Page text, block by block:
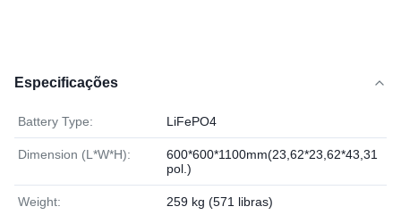
Especificações
Battery Type: LiFePO4
Dimension (L*W*H):
600*600*1100mm(23,62*23,62*43,31
pol.)
Weight: 259 kg (571 libras)